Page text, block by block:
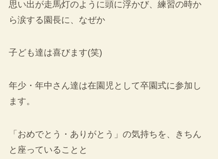
思い出が走馬灯のように頭に浮かび、練習の時か
ら涙する園長に、なぜか
子ども達は喜びます(笑)
年少・年中さん達は在園児として卒園式に参加し
ます。
「おめでとう・ありがとう」の気持ちを、きちん
と座っていることと